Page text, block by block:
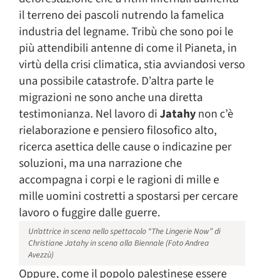
il terreno dei pascoli nutrendo la famelica
industria del legname. Tribù che sono poi le
più attendibili antenne di come il Pianeta, in
virtù della crisi climatica, stia avviandosi verso
una possibile catastrofe. D’altra parte le
migrazioni ne sono anche una diretta
testimonianza. Nel lavoro diJatahynon c’è
rielaborazione e pensiero filosofico alto,
ricerca asettica delle cause o indicazine per
soluzioni, ma una narrazione che
accompagna i corpi e le ragioni di mille e
mille uomini costretti a spostarsi per cercare
lavoro o fuggire dalle guerre.
Un’attrice in scena nello spettacolo “The Lingerie Now” di
Christiane Jatahy in scena alla Biennale (Foto Andrea
Avezzù)
Oppure, come il popolo palestinese essere